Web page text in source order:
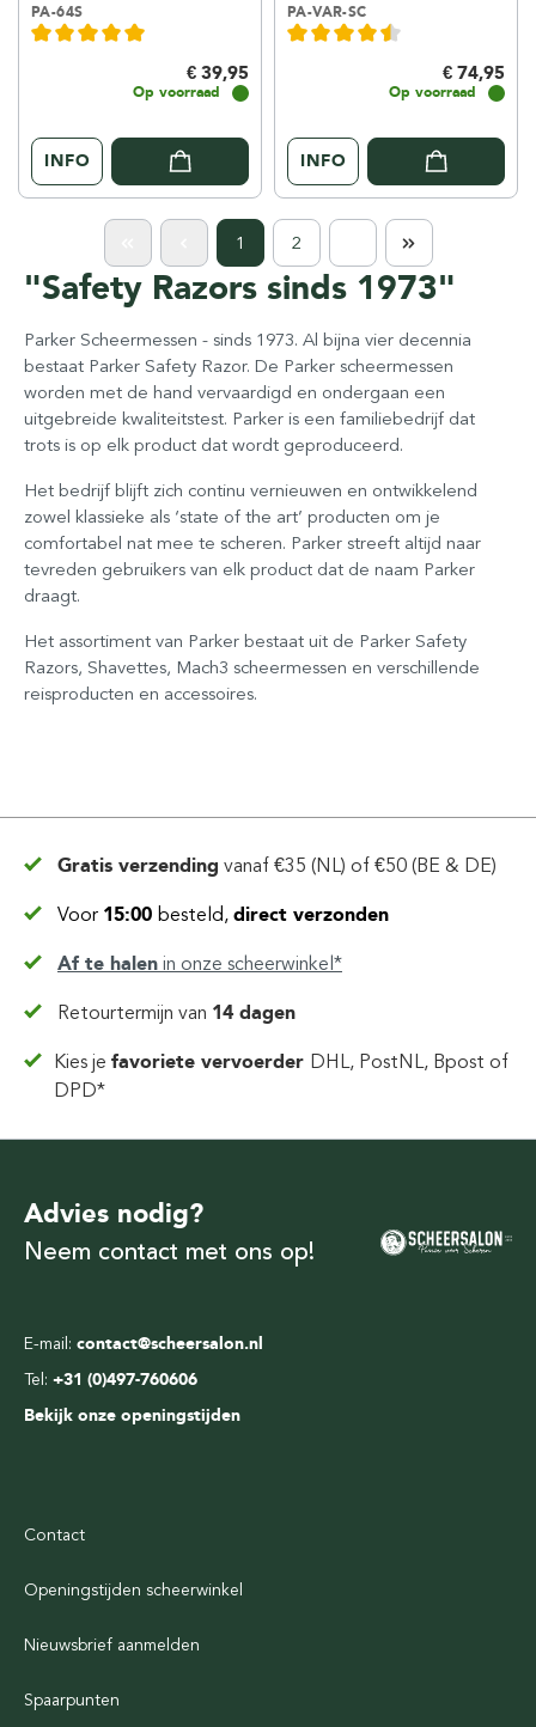
PA-64S
€ 39,95
Op voorraad
INFO
PA-VAR-SC
€ 74,95
Op voorraad
INFO
1 2
"Safety Razors sinds 1973"
Parker Scheermessen - sinds 1973. Al bijna vier decennia
bestaat Parker Safety Razor. De Parker scheermessen
worden met de hand vervaardigd en ondergaan een
uitgebreide kwaliteitstest. Parker is een familiebedrijf dat
trots is op elk product dat wordt geproduceerd.
Het bedrijf blijft zich continu vernieuwen en ontwikkelend
zowel klassieke als ‘state of the art’ producten om je
comfortabel nat mee te scheren. Parker streeft altijd naar
tevreden gebruikers van elk product dat de naam Parker
draagt.
Het assortiment van Parker bestaat uit de Parker Safety
Razors, Shavettes, Mach3 scheermessen en verschillende
reisproducten en accessoires.
Gratis verzending vanaf €35 (NL) of €50 (BE & DE)
Voor 15:00 besteld, direct verzonden
Af te halen in onze scheerwinkel*
Retourtermijn van 14 dagen
Kies jefavoriete vervoerder DHL, PostNL, Bpost of
DPD*
E-mail: contact@scheersalon.nl
Tel: +31 (0)497-760606
Bekijk onze openingstijden
Advies nodig?
Neem contact met ons op!
Contact
Openingstijden scheerwinkel
Nieuwsbrief aanmelden
Spaarpunten